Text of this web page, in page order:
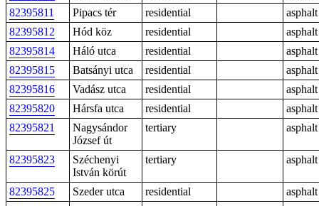
82395811
Pipacs tér residential
asphalt
82395812
Hód köz residential
asphalt
82395814
Háló utca residential
asphalt
82395815
Batsányi utca residential
asphalt
82395816
Vadász utca residential
asphalt
82395820
Hársfa utca residential
asphalt
82395821
Nagysándor
József út
tertiary asphalt
82395823
Széchenyi
István körút
tertiary asphalt
82395825 Szeder utca residential
asphalt